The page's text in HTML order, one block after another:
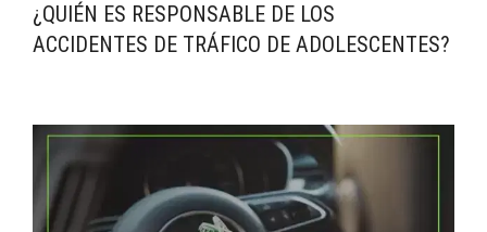
¿QUIÉN ES RESPONSABLE DE LOS
ACCIDENTES DE TRÁFICO DE ADOLESCENTES?